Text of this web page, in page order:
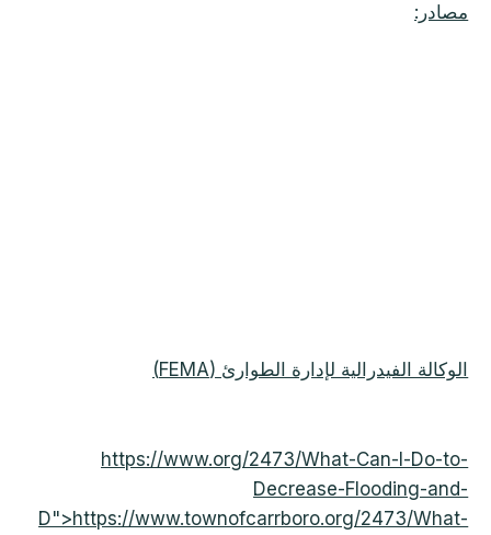
مصادر:
الوكالة الفيدرالية لإدارة الطوارئ (FEMA)
https://www.org/2473/What-Can-I-Do-to-
Decrease-Flooding-and-
D">https://www.townofcarrboro.org/2473/What-